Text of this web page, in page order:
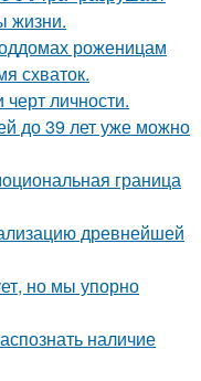
жизни.
роженицам
схваток.
личности.
до 39 лет уже можно
граница
древнейшей
но мы упорно
наличие